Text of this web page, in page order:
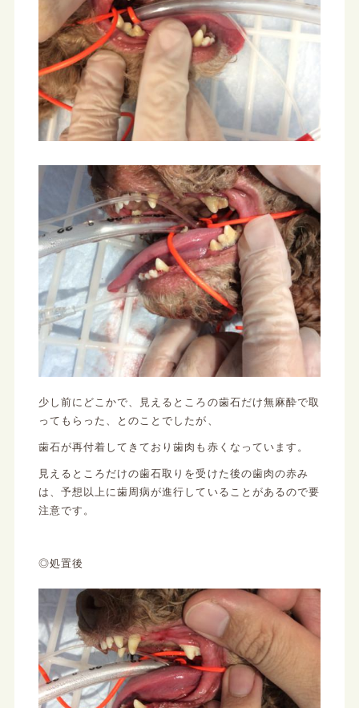
少し前にどこかで、見えるところの歯石だけ無麻酔で取
ってもらった、とのことでしたが、
歯石が再付着してきており歯肉も赤くなっています。
見えるところだけの歯石取りを受けた後の歯肉の赤み
は、予想以上に歯周病が進行していることがあるので要
注意です。
◎処置後